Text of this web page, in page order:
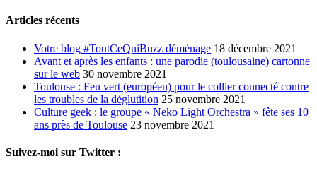
Articles récents
Votre blog #ToutCeQuiBuzz déménage 18 décembre 2021
Avant et après les enfants : une parodie (toulousaine) cartonne
sur le web 30 novembre 2021
Toulouse : Feu vert (européen) pour le collier connecté contre
les troubles de la déglutition 25 novembre 2021
Culture geek : le groupe « Neko Light Orchestra » fête ses 10
ans près de Toulouse 23 novembre 2021
Suivez-moi sur Twitter :